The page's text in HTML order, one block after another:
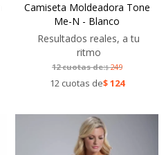
Camiseta Moldeadora Tone
Me-N - Blanco
Resultados reales, a tu
ritmo
12 cuotas de:$249
12 cuotas de$124